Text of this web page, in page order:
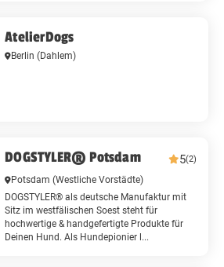
AtelierDogs
Berlin(Dahlem)
DOGSTYLER® Potsdam 5(2)
Potsdam(Westliche Vorstädte)
DOGSTYLER® als deutsche Manufaktur mit
Sitz im westfälischen Soest steht für
hochwertige & handgefertigte Produkte für
Deinen Hund. Als Hundepionier l...